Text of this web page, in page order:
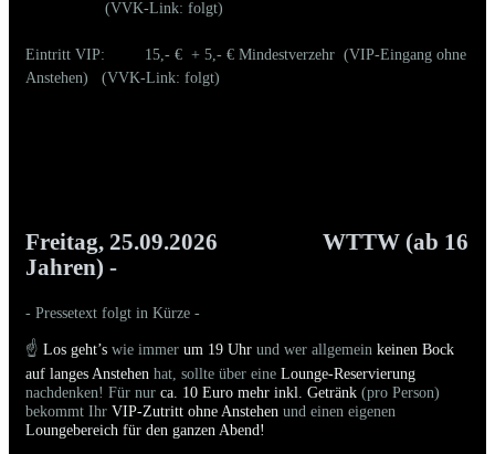
(VVK-Link: folgt)
Eintritt VIP: 15,- € + 5,- € Mindestverzehr (VIP-Eingang ohne
Anstehen) (VVK-Link: folgt)
Freitag, 25.09.2026
WTTW (ab 16
Jahren) -
- Pressetext folgt in Kürze -
☝️ Los geht’s wie immer um 19 Uhr und wer allgemein keinen Bock
auf langes Anstehen hat, sollte über eine Lounge-Reservierung
nachdenken! Für nur ca. 10 Euro mehr inkl. Getränk (pro Person)
bekommt Ihr VIP-Zutritt ohne Anstehen und einen eigenen
Loungebereich für den ganzen Abend!